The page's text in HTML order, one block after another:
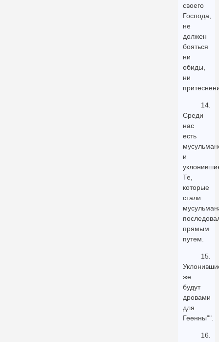
своего
Господа,
не
должен
бояться
ни
обиды,
ни
14.
Среди
нас
есть
и
Те,
которые
стали
прямым
путем.
15.
же
будут
дровами
для
Геенны”".
16.